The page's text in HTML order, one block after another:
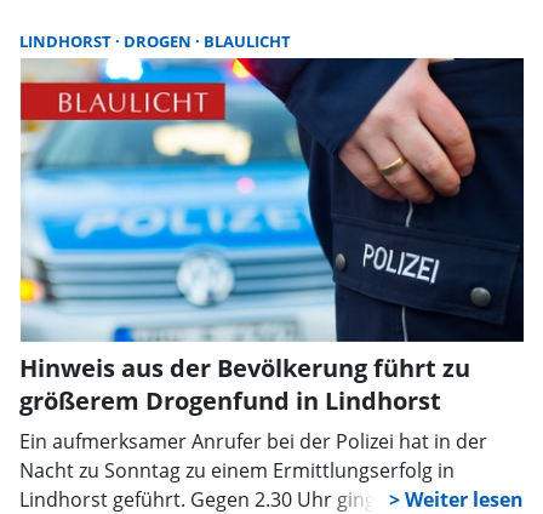
LINDHORST DROGEN BLAULICHT
Hinweis aus der Bevölkerung führt zu
größerem Drogenfund in Lindhorst
Ein aufmerksamer Anrufer bei der Polizei hat in der
Nacht zu Sonntag zu einem Ermittlungserfolg in
Lindhorst geführt. Gegen 2.30 Uhr gingen bei den